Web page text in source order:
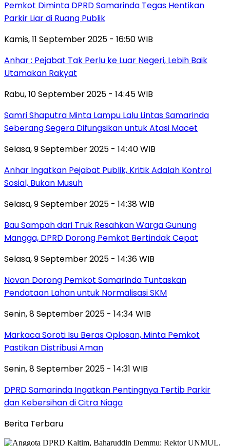
Pemkot Diminta DPRD Samarinda Tegas Hentikan
Parkir Liar di Ruang Publik
Kamis, 11 September 2025 - 16:50 WIB
Anhar : Pejabat Tak Perlu ke Luar Negeri, Lebih Baik
Utamakan Rakyat
Rabu, 10 September 2025 - 14:45 WIB
Samri Shaputra Minta Lampu Lalu Lintas Samarinda
Seberang Segera Difungsikan untuk Atasi Macet
Selasa, 9 September 2025 - 14:40 WIB
Anhar Ingatkan Pejabat Publik, Kritik Adalah Kontrol
Sosial, Bukan Musuh
Selasa, 9 September 2025 - 14:38 WIB
Bau Sampah dari Truk Resahkan Warga Gunung
Mangga, DPRD Dorong Pemkot Bertindak Cepat
Selasa, 9 September 2025 - 14:36 WIB
Novan Dorong Pemkot Samarinda Tuntaskan
Pendataan Lahan untuk Normalisasi SKM
Senin, 8 September 2025 - 14:34 WIB
Markaca Soroti Isu Beras Oplosan, Minta Pemkot
Pastikan Distribusi Aman
Senin, 8 September 2025 - 14:31 WIB
DPRD Samarinda Ingatkan Pentingnya Tertib Parkir
dan Kebersihan di Citra Niaga
Berita Terbaru